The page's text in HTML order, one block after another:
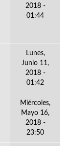
2018 -
01:44
Lunes,
Junio 11,
2018 -
01:42
Miércoles,
Mayo 16,
2018 -
23:50